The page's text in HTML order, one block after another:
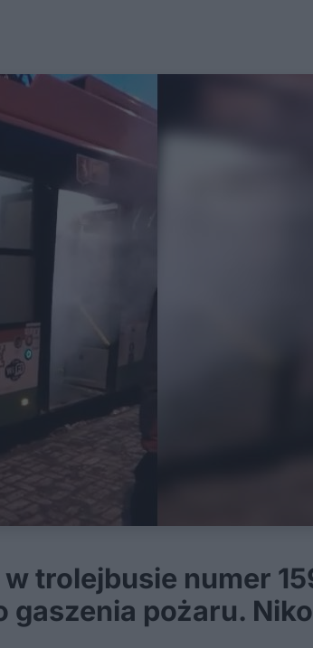
trolejbusie numer
pożaru.